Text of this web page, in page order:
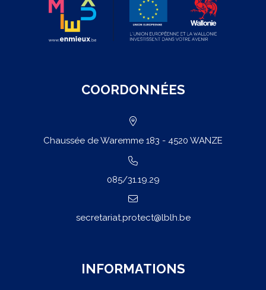
COORDONNÉES
Chaussée de Waremme 183 - 4520 WANZE
085/31.19.29
secretariat.protect@lblh.be
INFORMATIONS